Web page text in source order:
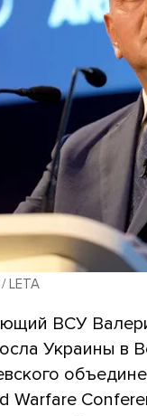
LETA
ВСУ
Украины в
Warfare